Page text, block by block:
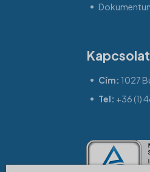
Kapcsolat
Cím: 1027
Tel: +36 (1)